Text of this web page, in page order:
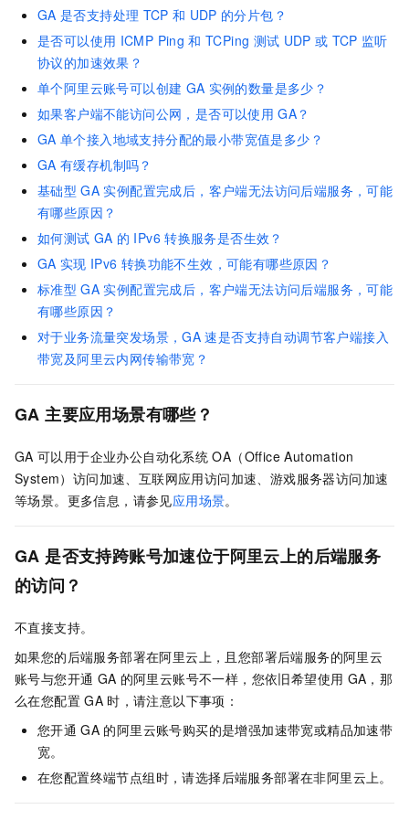
GA 是否支持处理 TCP 和 UDP 的分片包？
是否可以使用 ICMP Ping 和 TCPing 测试 UDP 或 TCP 监听
协议的加速效果？
单个阿里云账号可以创建 GA 实例的数量是多少？
如果客户端不能访问公网，是否可以使用 GA？
GA 单个接入地域支持分配的最小带宽值是多少？
GA 有缓存机制吗？
基础型 GA 实例配置完成后，客户端无法访问后端服务，可能
有哪些原因？
如何测试 GA 的 IPv6 转换服务是否生效？
GA 实现 IPv6 转换功能不生效，可能有哪些原因？
标准型 GA 实例配置完成后，客户端无法访问后端服务，可能
有哪些原因？
对于业务流量突发场景，GA 速是否支持自动调节客户端接入
带宽及阿里云内网传输带宽？
GA 主要应用场景有哪些？
GA 可以用于企业办公自动化系统 OA（Office Automation
System）访问加速、互联网应用访问加速、游戏服务器访问加速
等场景。更多信息，请参见应用场景。
GA 是否支持跨账号加速位于阿里云上的后端服务
的访问？
不直接支持。
如果您的后端服务部署在阿里云上，且您部署后端服务的阿里云
账号与您开通 GA 的阿里云账号不一样，您依旧希望使用 GA ，那
么在您配置 GA 时，请注意以下事项：
您开通 GA 的阿里云账号购买的是增强加速带宽或精品加速带
宽。
在您配置终端节点组时，请选择后端服务部署在非阿里云上。